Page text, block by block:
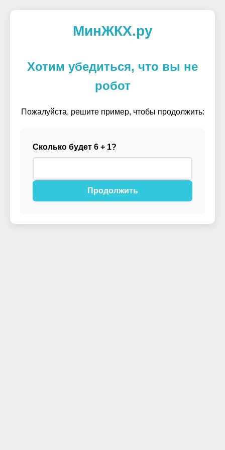
МинЖКХ.ру
Хотим убедиться, что вы не
робот
Пожалуйста, решите пример, чтобы продолжить:
Сколько будет 6 + 1?
Продолжить